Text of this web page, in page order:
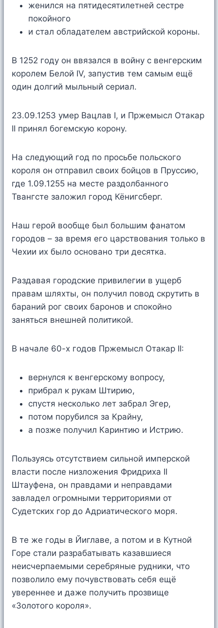
женился на пятидесятилетней сестре
покойного
и стал обладателем австрийской короны.
В 1252 году он ввязался в войну с венгерским
королем Белой IV, запустив тем самым ещё
один долгий мыльный сериал.
23.09.1253 умер Вацлав I, и Пржемысл Отакар
II принял богемскую корону.
На следующий год по просьбе польского
короля он отправил своих бойцов в Пруссию,
где 1.09.1255 на месте раздолбанного
Твангсте заложил город Кёнигсберг.
Наш герой вообще был большим фанатом
городов – за время его царствования только в
Чехии их было основано три десятка.
Раздавая городские привилегии в ущерб
правам шляхты, он получил повод скрутить в
бараний рог своих баронов и спокойно
заняться внешней политикой.
В начале 60-х годов Пржемысл Отакар II:
вернулся к венгерскому вопросу,
прибрал к рукам Штирию,
спустя несколько лет забрал Эгер,
потом порубился за Крайну,
а позже получил Каринтию и Истрию.
Пользуясь отсутствием сильной имперской
власти после низложения Фридриха II
Штауфена, он правдами и неправдами
завладел огромными территориями от
Судетских гор до Адриатического моря.
В те же годы в Йиглаве, а потом и в Кутной
Горе стали разрабатывать казавшиеся
неисчерпаемыми серебряные рудники, что
позволило ему почувствовать себя ещё
увереннее и даже получить прозвище
«Золотого короля».